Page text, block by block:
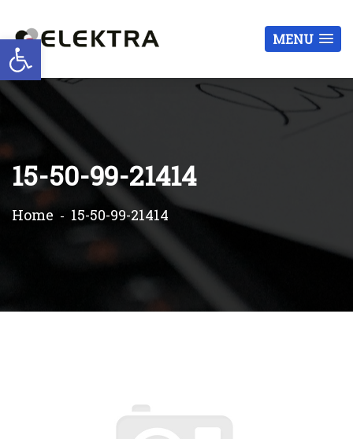
Otwórz pasek narzędzi MENU
15-50-99-21414
Home 15-50-99-21414